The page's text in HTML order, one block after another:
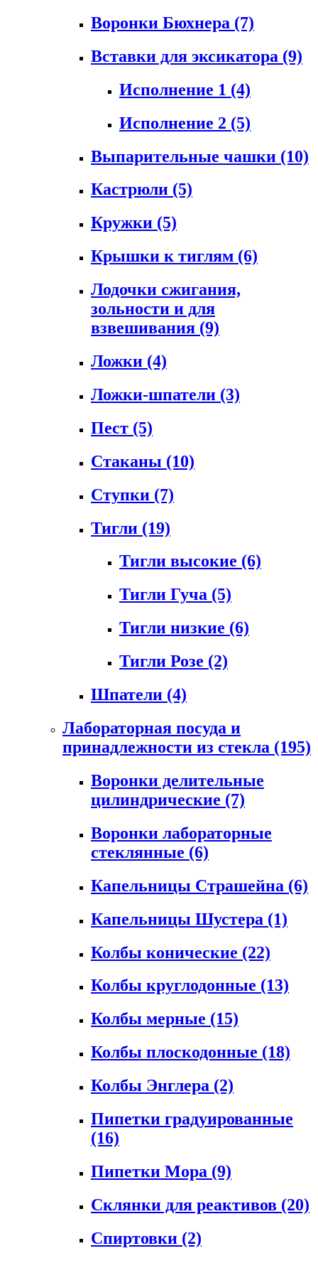
Воронки Бюхнера (7)
Вставки для эксикатора (9)
Исполнение 1 (4)
Исполнение 2 (5)
Выпарительные чашки (10)
Кастрюли (5)
Кружки (5)
Крышки к тиглям (6)
Лодочки сжигания,
зольности и для
взвешивания (9)
Ложки (4)
Ложки-шпатели (3)
Пест (5)
Стаканы (10)
Ступки (7)
Тигли (19)
Тигли высокие (6)
Тигли Гуча (5)
Тигли низкие (6)
Тигли Розе (2)
Шпатели (4)
Лабораторная посуда и
принадлежности из стекла (195)
Воронки делительные
цилиндрические (7)
Воронки лабораторные
стеклянные (6)
Капельницы Страшейна (6)
Капельницы Шустера (1)
Колбы конические (22)
Колбы круглодонные (13)
Колбы мерные (15)
Колбы плоскодонные (18)
Колбы Энглера (2)
Пипетки градуированные
(16)
Пипетки Мора (9)
Склянки для реактивов (20)
Спиртовки (2)